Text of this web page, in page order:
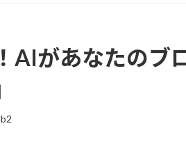
AIがあなたのブ